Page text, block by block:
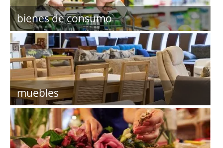
bienes de consumo
muebles